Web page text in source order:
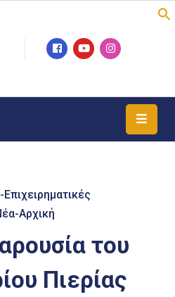
Αρχική
του
Πιερίας